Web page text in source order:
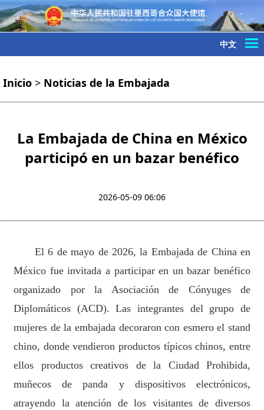
中文
Inicio > Noticias de la Embajada
La Embajada de China en México
participó en un bazar benéfico
2026-05-09 06:06
El 6 de mayo de 2026, la Embajada de China en
México fue invitada a participar en un bazar benéfico
organizado por la Asociación de Cónyuges de
Diplomáticos (ACD). Las integrantes del grupo de
mujeres de la embajada decoraron con esmero el stand
chino, donde vendieron productos típicos chinos, entre
ellos productos creativos de la Ciudad Prohibida,
muñecos de panda y dispositivos electrónicos,
atrayendo la atención de los visitantes de diversos